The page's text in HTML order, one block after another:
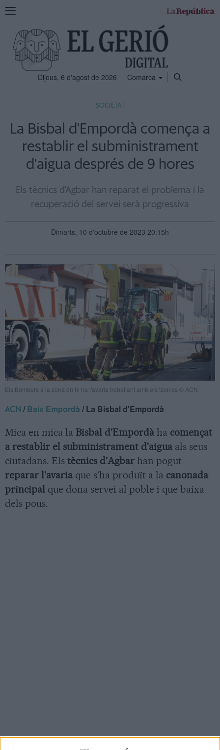
Mostra
navegació
Dijous, 6 d'agost de 2026 Comarca
SOCIETAT
La Bisbal d'Empordà comença a
restablir el subministrament
d'aigua després de 9 hores
Els tècnics d'Agbar han reparat el problema i la
recuperació del servei serà progressiva
Dimarts, 10 d'octubre de 2023 20:15h
Els Bombers a la zona on hi ha l'avaria treballant amb els tècnics © ACN
ACN /Baix Empordà / La Bisbal d'Empordà
Mica en mica la Bisbal d'Empordà ha començat
a restablir el subministrament d'aigua als seus
ciutadans. Els tècnics d'Agbar han pogut
reparar l'avaria que s'ha produït a la canonada
principal que dona servei al poble i que baixa
dels pous.